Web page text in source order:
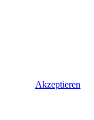
Akzeptieren